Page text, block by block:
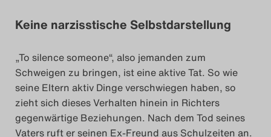
Keine narzisstische Selbstdarstellung
„To silence someone“, also jemanden zum
Schweigen zu bringen, ist eine aktive Tat. So wie
seine Eltern aktiv Dinge verschwiegen haben, so
zieht sich dieses Verhalten hinein in Richters
gegenwärtige Beziehungen. Nach dem Tod seines
Vaters ruft er seinen Ex-Freund aus Schulzeiten an.